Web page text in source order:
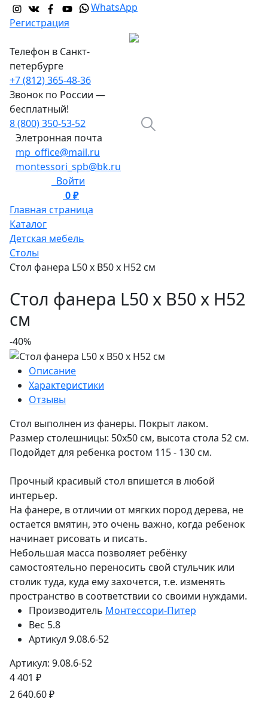
WhatsApp
Регистрация
Телефон в Санкт-
петербурге
+7 (812) 365-48-36
Звонок по России —
бесплатный!
8 (800) 350-53-52
Элетронная почта
mp_office@mail.ru
montessori_spb@bk.ru
Войти
0 ₽
Главная страница
Каталог
Детская мебель
Столы
Стол фанера L50 x B50 x H52 см
Стол фанера L50 x B50 x H52
см
-40%
Описание
Характеристики
Отзывы
Стол выполнен из фанеры. Покрыт лаком.
Размер столешницы: 50х50 см, высота стола 52 см.
Подойдет для ребенка ростом 115 - 130 см.
Прочный красивый стол впишется в любой
интерьер.
На фанере, в отличии от мягких пород дерева, не
остается вмятин, это очень важно, когда ребенок
начинает рисовать и писать.
Небольшая масса позволяет ребёнку
самостоятельно переносить свой стульчик или
столик туда, куда ему захочется, т.е. изменять
пространство в соответствии со своими нуждами.
Производитель Монтессори-Питер
Вес 5.8
Артикул 9.08.6-52
Артикул: 9.08.6-52
4 401 ₽
2 640.60 ₽